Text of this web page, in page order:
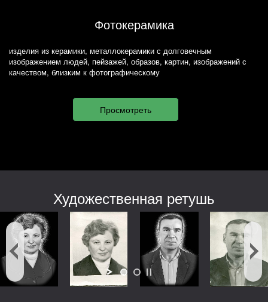
Фотокерамика
изделия из керамики, металлокерамики с долговечным
изображением людей, пейзажей, образов, картин, изображений с
качеством, близким к фотографическому
Художественная ретушь